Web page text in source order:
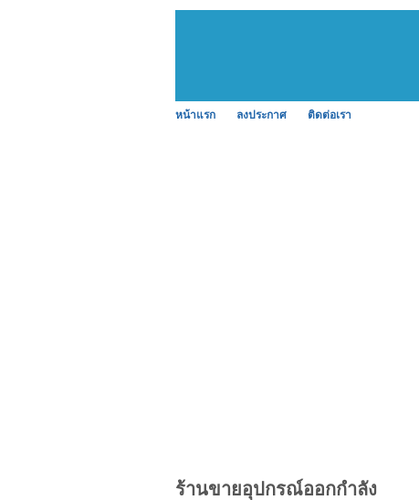
หน้าแรก ลงประกาศ ติดต่อเรา
ร้านขายอุปกรณ์ออกกำลัง